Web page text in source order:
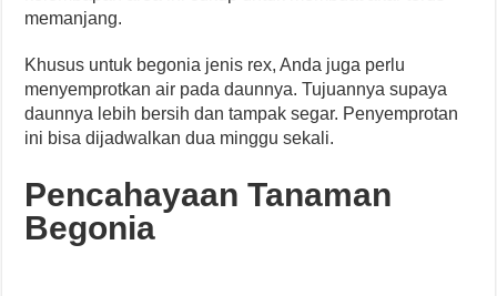
memanjang.
Khusus untuk begonia jenis rex, Anda juga perlu
menyemprotkan air pada daunnya. Tujuannya supaya
daunnya lebih bersih dan tampak segar. Penyemprotan
ini bisa dijadwalkan dua minggu sekali.
Pencahayaan Tanaman
Begonia